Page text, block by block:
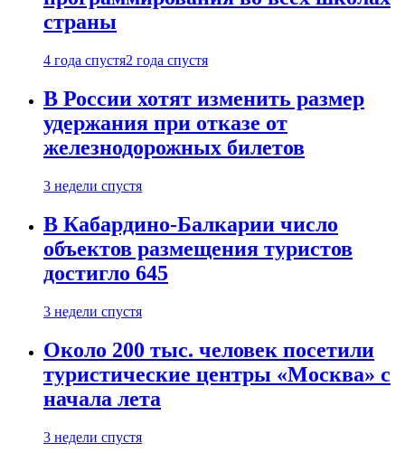
страны
4 года спустя2 года спустя
В России хотят изменить размер
удержания при отказе от
железнодорожных билетов
3 недели спустя
В Кабардино-Балкарии число
объектов размещения туристов
достигло 645
3 недели спустя
Около 200 тыс. человек посетили
туристические центры «Москва» с
начала лета
3 недели спустя